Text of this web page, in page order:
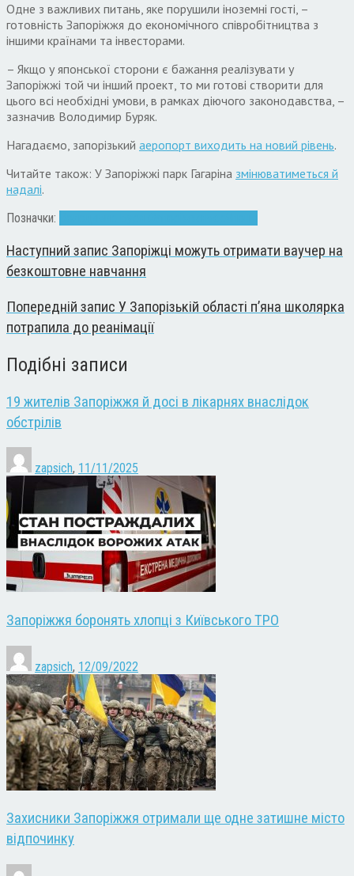
Одне з важливих питань, яке порушили іноземні гості, –
готовність Запоріжжя до економічного співробітництва з
іншими країнами та інвесторами.
– Якщо у японської сторони є бажання реалізувати у
Запоріжжі той чи інший проект, то ми готові створити для
цього всі необхідні умови, в рамках діючого законодавства, –
зазначив Володимир Буряк.
Нагадаємо, запорізький аеропорт виходить на новий рівень.
Читайте також: У Запоріжжі парк Гагаріна змінюватиметься й
надалі.
Позначки:
Наступний запис Запоріжці можуть отримати ваучер на
безкоштовне навчання
Попередній запис У Запорізькій області п’яна школярка
потрапила до реанімації
Подібні записи
19 жителів Запоріжжя й досі в лікарнях внаслідок
обстрілів
zapsich, 11/11/2025
Запоріжжя боронять хлопці з Київського ТРО
zapsich, 12/09/2022
Захисники Запоріжжя отримали ще одне затишне місто
відпочинку